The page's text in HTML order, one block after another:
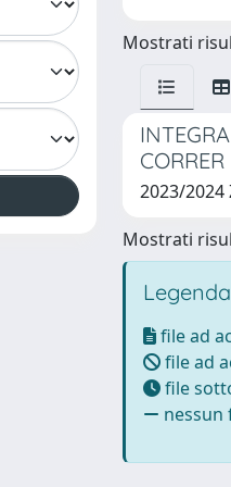
Mostrati
CORRER
2023/2024
Mostrati
file ad
file ad
file
nessun